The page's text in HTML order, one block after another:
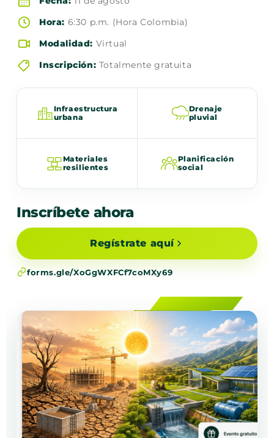
Hora: 6:30 p.m. (Hora Colombia)
Modalidad: Virtual
Inscripción: Totalmente gratuita
Infraestructura
urbana
Drenaje
pluvial
Materiales
resilientes
Planificación
social
Inscríbete ahora
Regístrate aquí
forms.gle/XoGgWXFCf7coMXy69